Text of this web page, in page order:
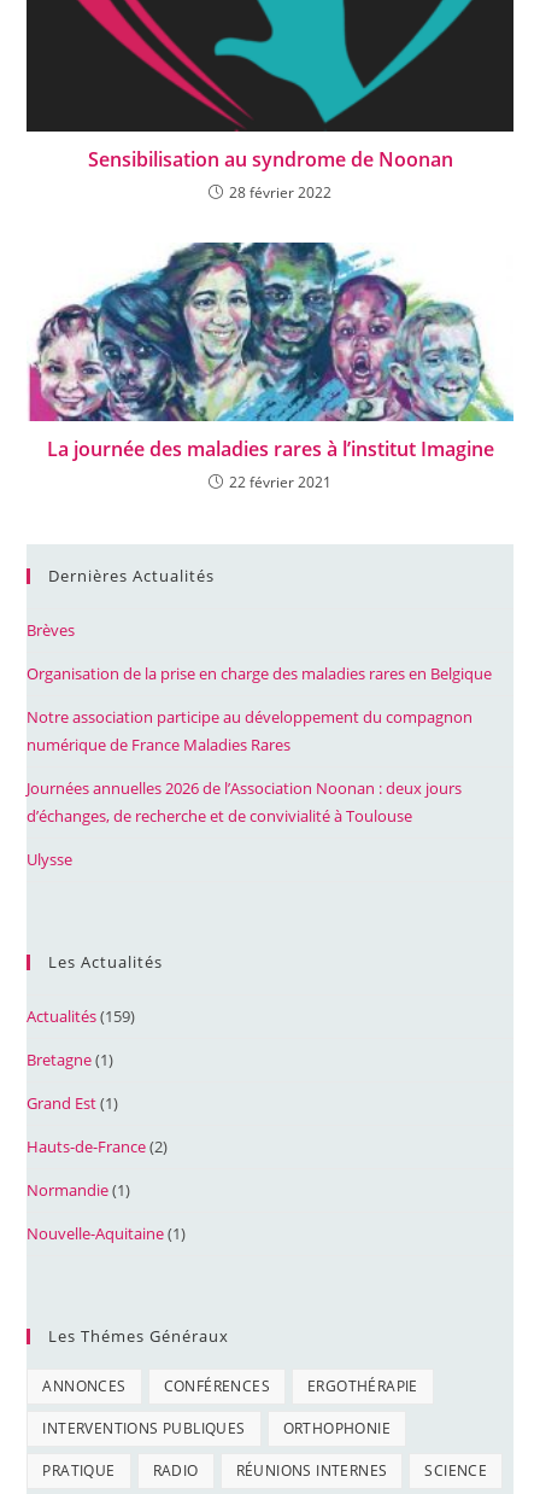
Sensibilisation au syndrome de Noonan
28 février 2022
La journée des maladies rares à l’institut Imagine
22 février 2021
Dernières Actualités
Brèves
Organisation de la prise en charge des maladies rares en Belgique
Notre association participe au développement du compagnon
numérique de France Maladies Rares
Journées annuelles 2026 de l’Association Noonan : deux jours
d’échanges, de recherche et de convivialité à Toulouse
Ulysse
Les Actualités
Actualités(159)
Bretagne(1)
Grand Est(1)
Hauts-de-France(2)
Normandie(1)
Nouvelle-Aquitaine(1)
Les Thémes Généraux
ANNONCES CONFÉRENCES ERGOTHÉRAPIE
INTERVENTIONS PUBLIQUES ORTHOPHONIE
PRATIQUE RADIO RÉUNIONS INTERNES SCIENCE